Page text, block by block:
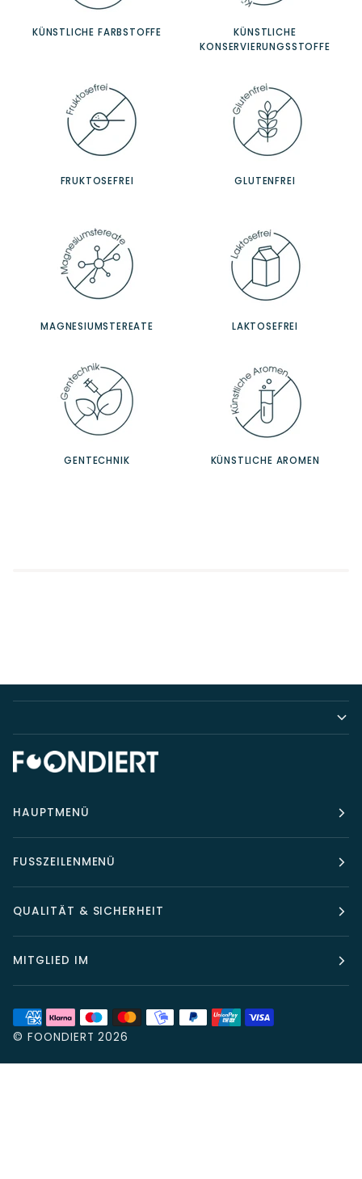
KÜNSTLICHE FARBSTOFFE
KÜNSTLICHE
KONSERVIERUNGSSTOFFE
FRUKTOSEFREI GLUTENFREI
MAGNESIUMSTEREATE LAKTOSEFREI
GENTECHNIK KÜNSTLICHE AROMEN
HAUPTMENÜ
FUSSZEILENMENÜ
QUALITÄT & SICHERHEIT
MITGLIED IM
© FOONDIERT 2026